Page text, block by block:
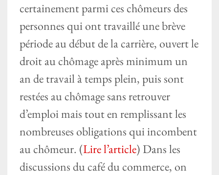
certainement parmi ces chômeurs des
personnes qui ont travaillé une brève
période au début de la carrière, ouvert le
droit au chômage après minimum un
an de travail à temps plein, puis sont
restées au chômage sans retrouver
d’emploi mais tout en remplissant les
nombreuses obligations qui incombent
au chômeur. (Lire l’article) Dans les
discussions du café du commerce, on